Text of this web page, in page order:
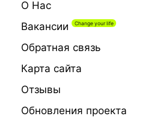
О Нас
Вакансии
Обратная связь
Карта сайта
Отзывы
Обновления проекта